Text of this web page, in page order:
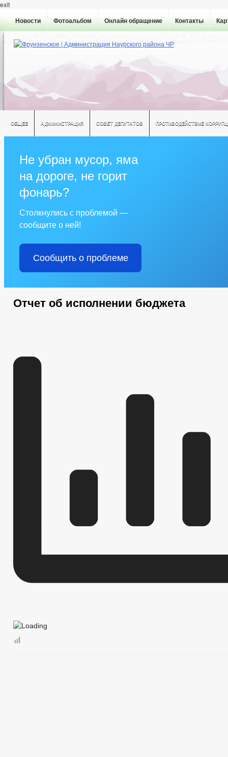
exit
Новости Фотоальбом Онлайн обращение Контакты
ОБЩЕЕ АДМИНИСТРАЦИЯ СОВЕТ ДЕПУТАТОВ ПРОТИВОДЕЙСТВИЕ
Не убран мусор, яма
на дороге, не горит
фонарь?
Столкнулись с проблемой —
сообщите о ней!
Сообщить о проблеме
Отчет об исполнении бюджета